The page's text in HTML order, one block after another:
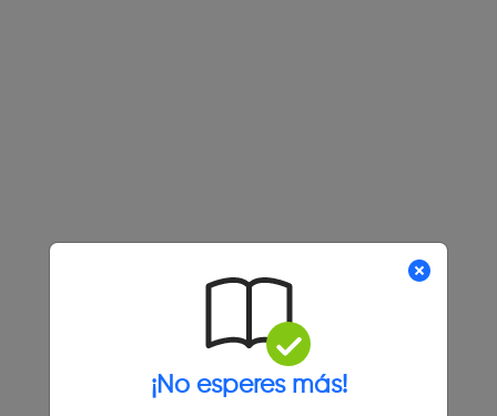
¡No esperes más!